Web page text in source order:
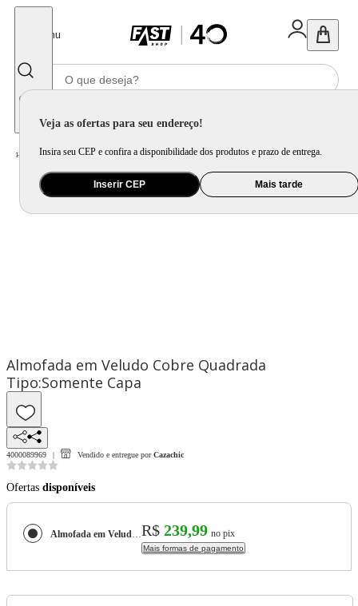
Menu
Veja as ofertas para seu endereço!
Insira seu CEP e confira a disponibilidade dos produtos e prazo de entrega.
Inserir CEP Mais tarde
Home Móveis e Decoração / Decoração / Almofada
Almofada em Veludo Cobre Quadrada
Tipo:Somente Capa
4000089969 Vendido e entregue por Cazachic
Ofertas disponíveis
Almofada em Veludo Cobre Quadrada Tipo:Somente CapaR$ 239,99 no pix
Mais formas de pagamento